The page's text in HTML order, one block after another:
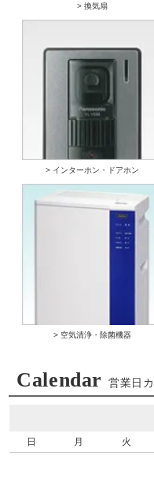
> 換気扇
> インターホン・ドアホン
> 空気清浄・除菌機器
Calendar 営業日
日 月 火